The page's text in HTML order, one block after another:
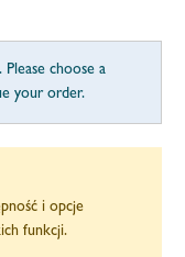
Please choose a
your order.
i opcje
funkcji.